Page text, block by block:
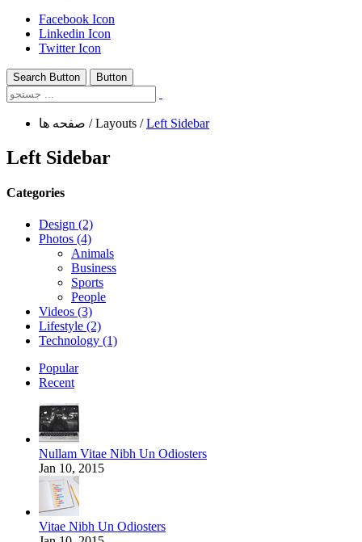
Facebook Icon
Linkedin Icon
Twitter Icon
Search Button Button
صفحه ها /Layouts /Left Sidebar
Left Sidebar
Categories
Design (2)
Photos (4)
Animals
Business
Sports
People
Videos (3)
Lifestyle (2)
Technology (1)
Popular
Recent
Nullam Vitae Nibh Un Odiosters
Jan 10, 2015
Vitae Nibh Un Odiosters